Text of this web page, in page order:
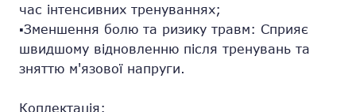
час інтенсивних тренуваннях;
▪️Зменшення болю та ризику травм: Сприяє
швидшому відновленню після тренувань та
зняттю м'язової напруги.
Коплектація: